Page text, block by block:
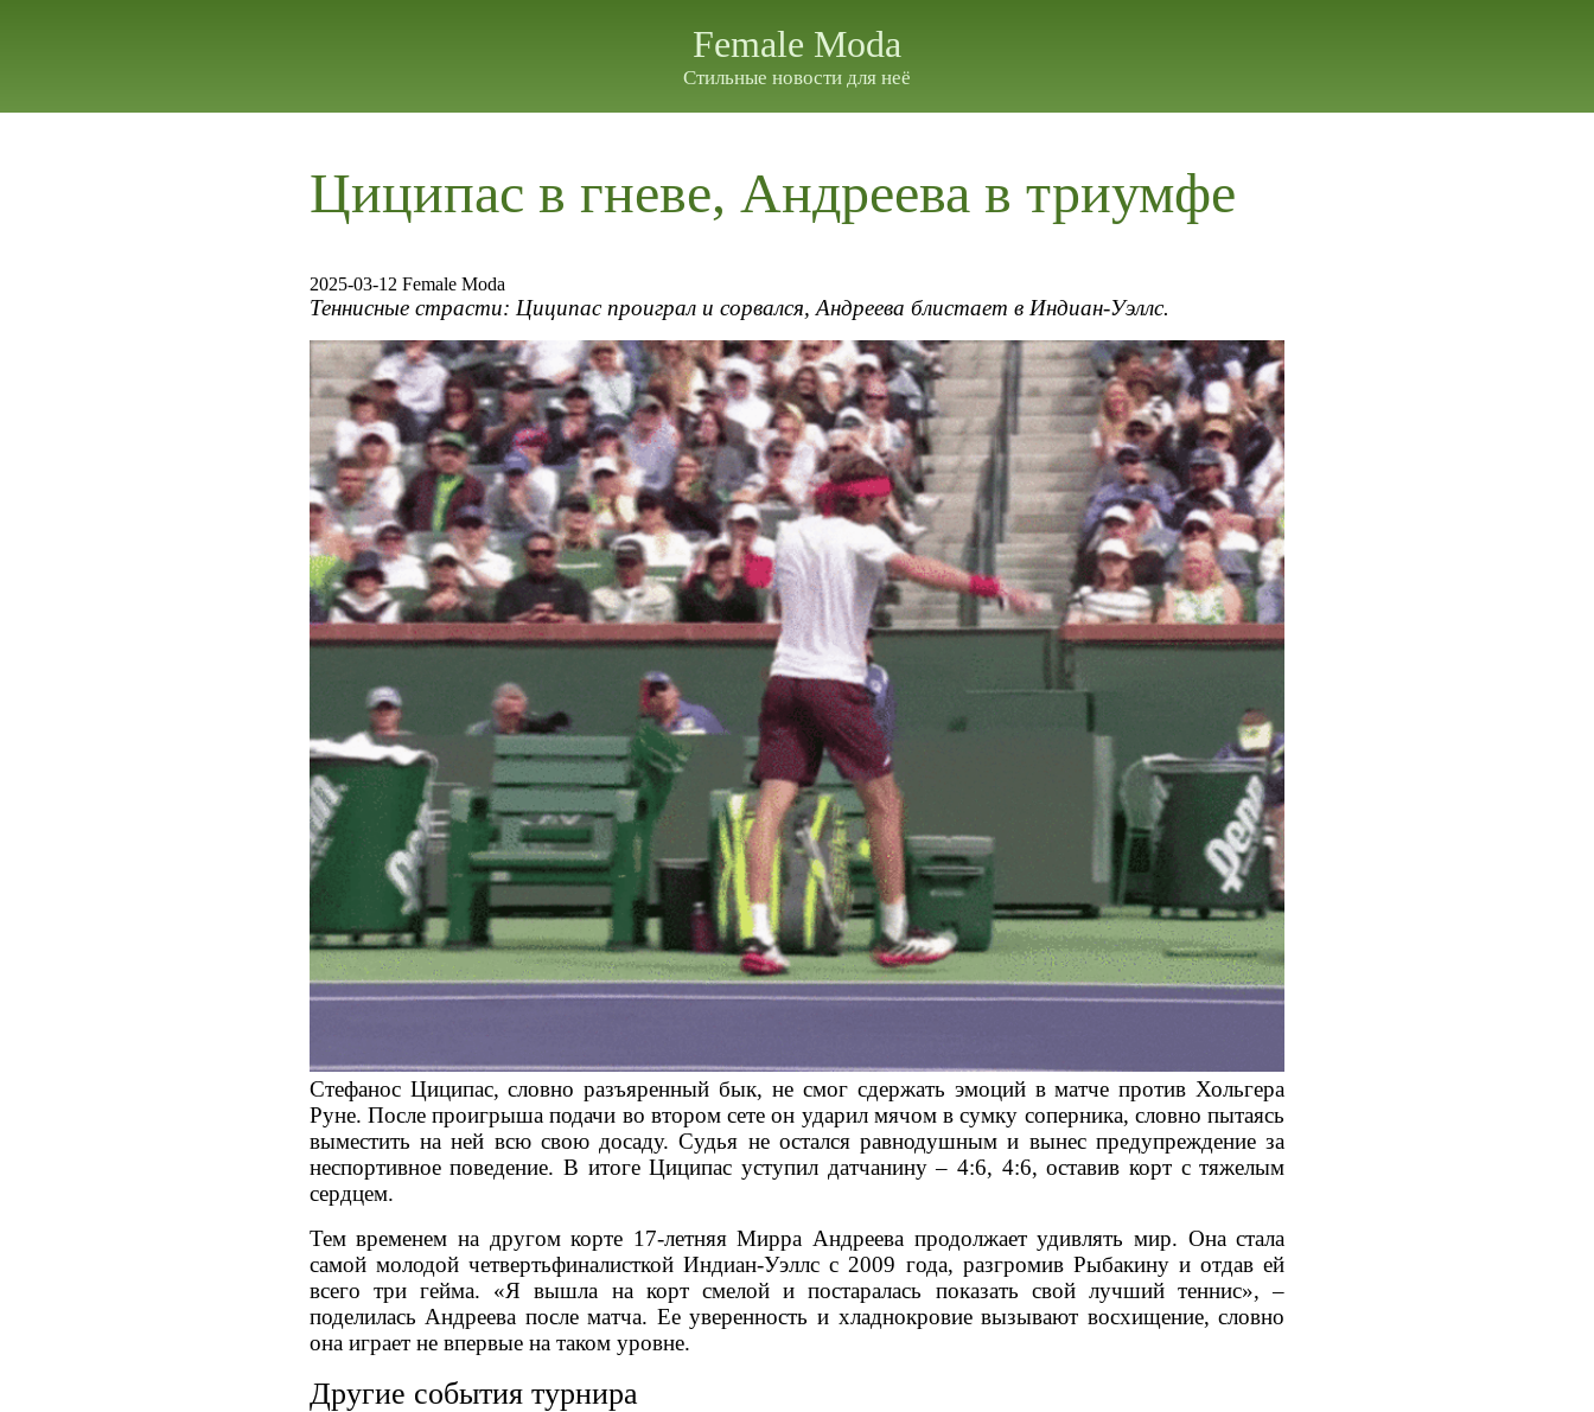
Female Moda
Стильные новости для неё
Циципас в гневе, Андреева в триумфе
2025-03-12 Female Moda
Теннисные страсти: Циципас проиграл и сорвался, Андреева блистает в Индиан-Уэллс.
Стефанос Циципас, словно разъяренный бык, не смог сдержать эмоций в матче против Хольгера
Руне. После проигрыша подачи во втором сете он ударил мячом в сумку соперника, словно пытаясь
выместить на ней всю свою досаду. Судья не остался равнодушным и вынес предупреждение за
неспортивное поведение. В итоге Циципас уступил датчанину – 4:6, 4:6, оставив корт с тяжелым
сердцем.
Тем временем на другом корте 17-летняя Мирра Андреева продолжает удивлять мир. Она стала
самой молодой четвертьфиналисткой Индиан-Уэллс с 2009 года, разгромив Рыбакину и отдав ей
всего три гейма. «Я вышла на корт смелой и постаралась показать свой лучший теннис», –
поделилась Андреева после матча. Ее уверенность и хладнокровие вызывают восхищение, словно
она играет не впервые на таком уровне.
Другие события турнира